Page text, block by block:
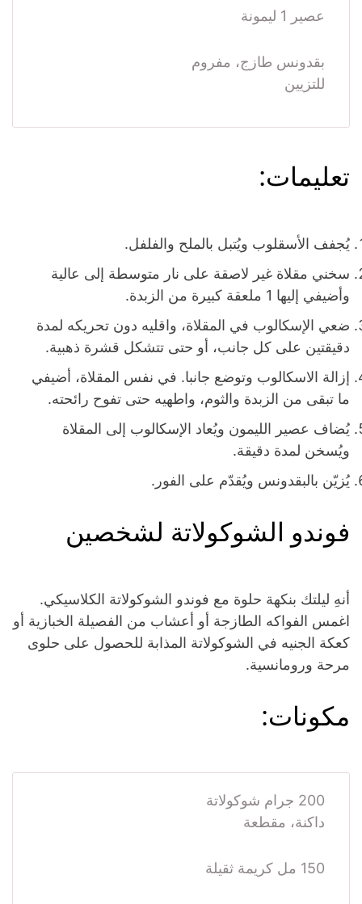
عصير 1 ليمونة
بقدونس طازج، مفروم
للتزيين
تعليمات:
يُجفف الأسقلوب ويُتبل بالملح والفلفل.
سخني مقلاة غير لاصقة على نار متوسطة إلى عالية
وأضيفي إليها 1 ملعقة كبيرة من الزبدة.
ضعي الإسكالوب في المقلاة، واقليه دون تحريكه لمدة
دقيقتين على كل جانب، أو حتى تتشكل قشرة ذهبية.
إزالة الاسكالوب وتوضع جانبا. في نفس المقلاة، أضيفي
ما تبقى من الزبدة والثوم، واطهيه حتى تفوح رائحته.
يُضاف عصير الليمون ويُعاد الإسكالوب إلى المقلاة
ويُسخن لمدة دقيقة.
يُزيّن بالبقدونس ويُقدّم على الفور.
فوندو الشوكولاتة لشخصين
أنهِ ليلتك بنكهة حلوة مع فوندو الشوكولاتة الكلاسيكي.
اغمس الفواكه الطازجة أو أعشاب من الفصيلة الخبازية أو
كعكة الجنيه في الشوكولاتة المذابة للحصول على حلوى
مرحة ورومانسية.
مكونات:
200 جرام شوكولاتة
داكنة، مقطعة
150 مل كريمة ثقيلة